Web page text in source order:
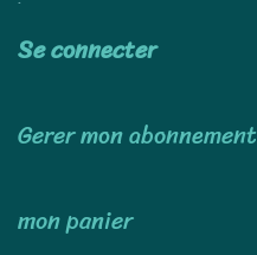
Se connecter
Gerer mon abonnement
mon panier